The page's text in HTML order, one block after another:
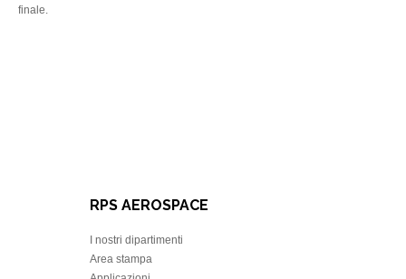
finale.
RPS AEROSPACE
I nostri dipartimenti
Area stampa